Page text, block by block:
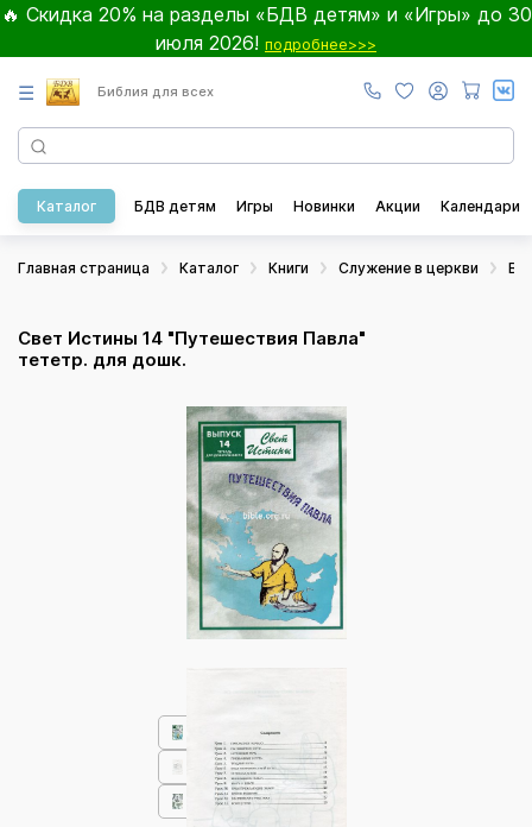
🔥 Скидка 20% на разделы «БДВ детям» и «Игры» до 30
июля 2026! подробнее>>>
☰ Библия для всех
Каталог БДВ детям Игры Новинки Акции Календари
Главная страница Каталог Книги Служение в церкви
Свет Истины 14 "Путешествия Павла"
тететр. для дошк.